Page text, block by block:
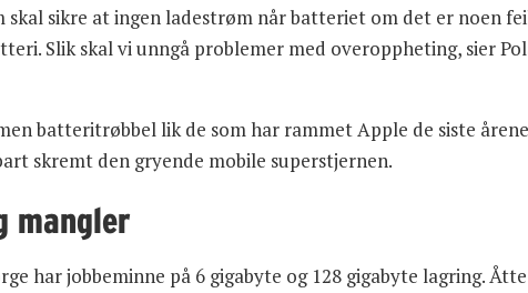
skal sikre at ingen ladestrøm når batteriet om det er noen
Slik skal vi unngå problemer med overoppheting, sier
batteritrøbbel lik de som har rammet Apple de siste
skremt den gryende mobile superstjernen.
mangler
har jobbeminne på 6 gigabyte og 128 gigabyte lagring. Åtte